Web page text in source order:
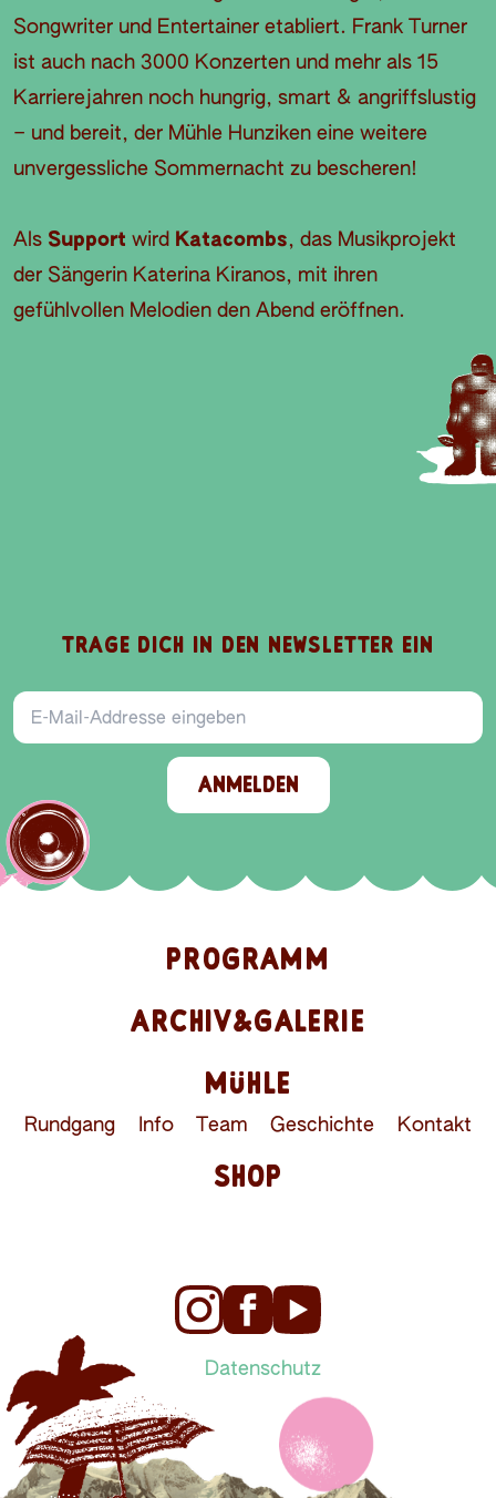
Songwriter und Entertainer etabliert. Frank Turner
ist auch nach 3000 Konzerten und mehr als 15
Karrierejahren noch hungrig, smart & angriffslustig
– und bereit, der Mühle Hunziken eine weitere
unvergessliche Sommernacht zu bescheren!
Als Support wird Katacombs, das Musikprojekt
der Sängerin Katerina Kiranos, mit ihren
gefühlvollen Melodien den Abend eröffnen.
TRAGE DICH IN DEN NEWSLETTER EIN
E-Mail-Addresse
ANMELDEN
PROGRAMM
ARCHIV&GALERIE
MÜHLE
Rundgang Info Team Geschichte Kontakt
SHOP
Datenschutz